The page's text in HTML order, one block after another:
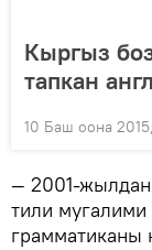
Кыргыз
тапкан
10 Баш оона
— 2001-
тили
грамматиканы